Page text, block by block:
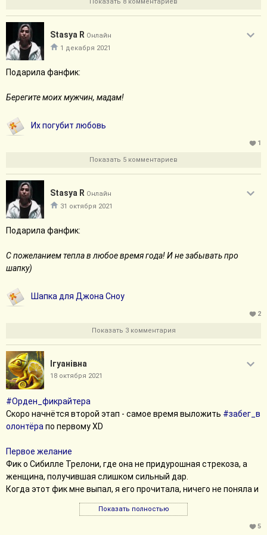
Stasya R Онлайн
1 декабря 2021
Подарила фанфик:
Берегите моих мужчин, мадам!
Их погубит любовь
1
Показать 5 комментариев
Stasya R Онлайн
31 октября 2021
Подарила фанфик:
С пожеланием тепла в любое время года! И не забывать про
шапку)
Шапка для Джона Сноу
2
Показать 3 комментария
Iгуанiвна
18 октября 2021
#Орден_фикрайтера
Скоро начнётся второй этап - самое время выложить #забег_в
олонтёра по первому XD
Первое желание
Фик о Сибилле Трелони, где она не придурошная стрекоза, а
женщина, получившая слишком сильный дар.
Когда этот фик мне выпал, я его прочитала, ничего не поняла и
отложила на потом, и вот "потом" настало. Автор выбрал
формат большого сплошного абзаца, чтобы передать
Показать полностью
5